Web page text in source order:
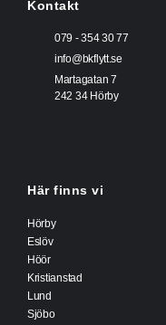
Kontakt
079 - 354 30 77
info@bkflytt.se
Martagatan 7
242 34 Hörby
Här finns vi
Hörby
Eslöv
Höör
Kristianstad
Lund
Sjöbo